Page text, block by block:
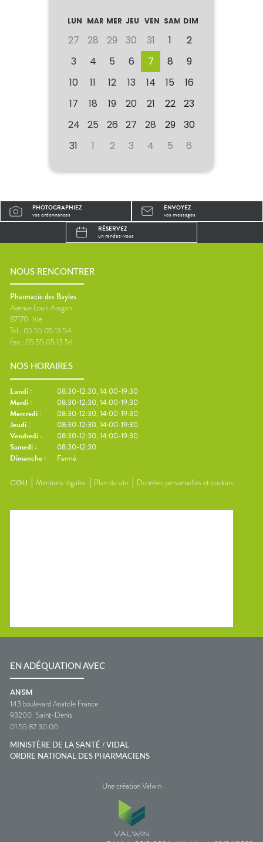
LUN MAR MER JEU VEN SAM DIM
27 28 29 30 31 1
2
3
4 5 6 7 8
9
10
11 12 13 14 15
16
17
18 19 20 21 22
23
24
25 26 27 28 29
30
31
1 2 3 4 5 6
PHOTOGRAPHIEZ
vos ordonnances
ENVOYEZ
vos messages
RÉSERVEZ
un rendez-vous
NOUS RENCONTRER
Pharmacie des Bayles
Avenue Louis Aragon
87170 Isle
Tel : 05 55 05 13 54
Fax : 05 55 05 13 54
NOS HORAIRES
Lundi :
08:30-12:30, 14:00-19:30
Mardi :
08:30-12:30, 14:00-19:30
Mercredi :
08:30-12:30, 14:00-19:30
Jeudi :
08:30-12:30, 14:00-19:30
Vendredi :
08:30-12:30, 14:00-19:30
Samedi :
08:30-12:30
Dimanche : Fermé
CGU Mentions légales Plan du site Données personnelles et cookies
EN ADÉQUATION AVEC
ANSM
143 boulevard Anatole France
93200 Saint-Denis
01 55 87 30 00
MINISTÈRE DE LA SANTÉ / VIDAL
ORDRE NATIONAL DES PHARMACIENS
Une création Valwin